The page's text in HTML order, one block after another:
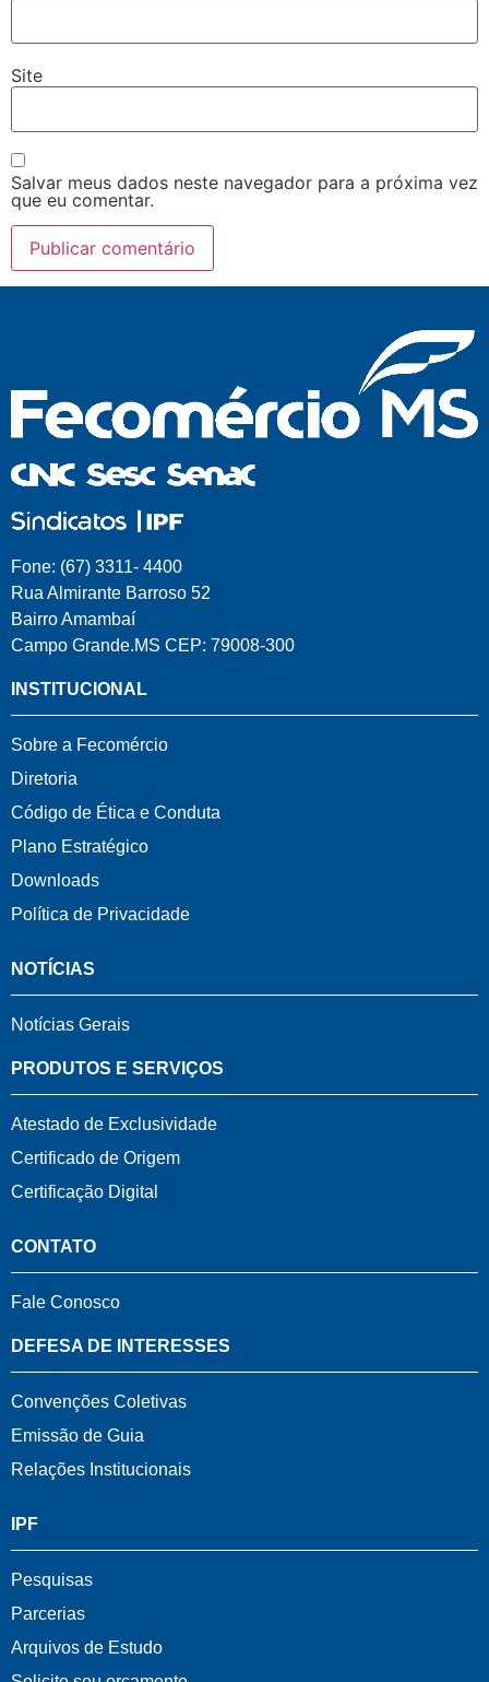
Site
Salvar meus dados neste navegador para a próxima vez
que eu comentar.
Fone: (67) 3311- 4400
Rua Almirante Barroso 52
Bairro Amambaí
Campo Grande.MS CEP: 79008-300
INSTITUCIONAL
Sobre a Fecomércio
Diretoria
Código de Ética e Conduta
Plano Estratégico
Downloads
Política de Privacidade
NOTÍCIAS
Notícias Gerais
PRODUTOS E SERVIÇOS
Atestado de Exclusividade
Certificado de Origem
Certificação Digital
CONTATO
Fale Conosco
DEFESA DE INTERESSES
Convenções Coletivas
Emissão de Guia
Relações Institucionais
IPF
Pesquisas
Parcerias
Arquivos de Estudo